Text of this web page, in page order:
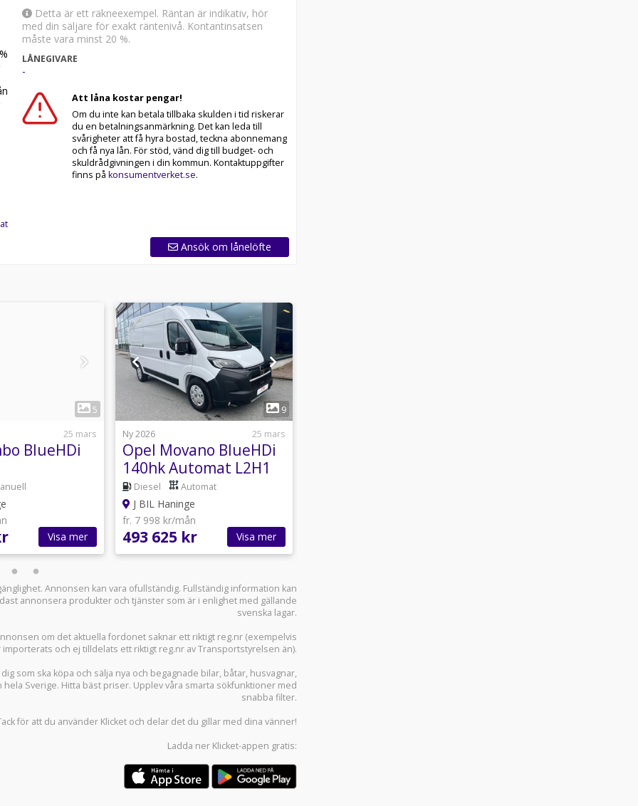
I
skilja sig från din faktiska konfiguration.
%
Detta är ett räkneexempel. Räntan är indikativ, hör
med din säljare för exakt räntenivå. Kontantinsatsen
måste vara minst 20 %.
LÅNEGIVARE
-
Att låna kostar pengar!
Om du inte kan betala tillbaka skulden i tid riskerar
du en betalningsanmärkning. Det kan leda till
svårigheter att få hyra bostad, teckna abonnemang
och få nya lån. För stöd, vänd dig till budget- och
skuldrådgivningen i din kommun. Kontaktuppgifter
finns på konsumentverket.se.
Ansök om lånelöfte
5
25 mars
BlueHDi
Visa mer
1
9
Ny 2026
25 mars
Opel Movano BlueHDi
140hk Automat L2H1
Diesel Automat
J BIL Haninge
fr. 7 998 kr/mån
493 625 kr Visa mer
Annonsen kan vara ofullständig. Fullständig information kan
annonsera produkter och tjänster som är i enlighet med gällande
svenska lagar.
om det aktuella fordonet saknar ett riktigt reg.nr (exempelvis
och ej tilldelats ett riktigt reg.nr av Transportstyrelsen än).
som ska köpa och sälja nya och begagnade bilar, båtar, husvagnar,
Sverige. Hitta bäst priser. Upplev våra smarta sökfunktioner med
snabba filter.
för att du använder Klicket och delar det du gillar med dina vänner!
Ladda ner Klicket-appen gratis: